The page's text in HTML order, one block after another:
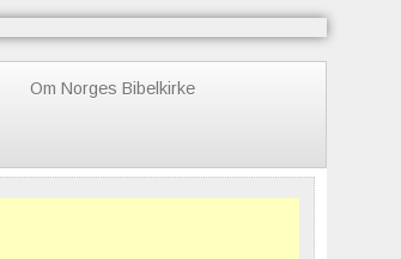
Om Norges Bibelkirke